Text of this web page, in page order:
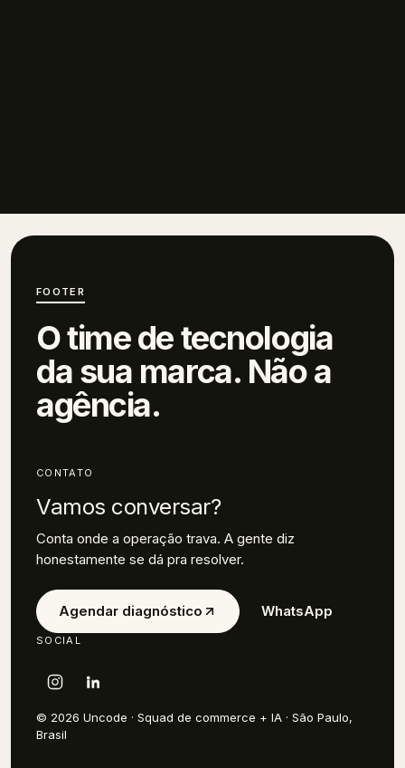
FOOTER
O time de tecnologia
da sua marca. Não a
agência.
CONTATO
Vamos conversar?
Conta onde a operação trava. A gente diz
honestamente se dá pra resolver.
Agendar diagnóstico WhatsApp
SOCIAL
© 2026 Uncode · Squad de commerce + IA · São Paulo,
Brasil